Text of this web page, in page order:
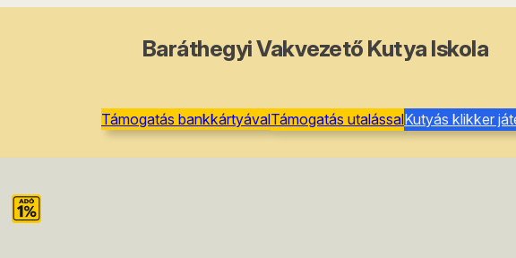
Baráthegyi Vakvezető Kutya Iskola
Támogatás bankkártyávalTámogatás utalássalKutyás klikker